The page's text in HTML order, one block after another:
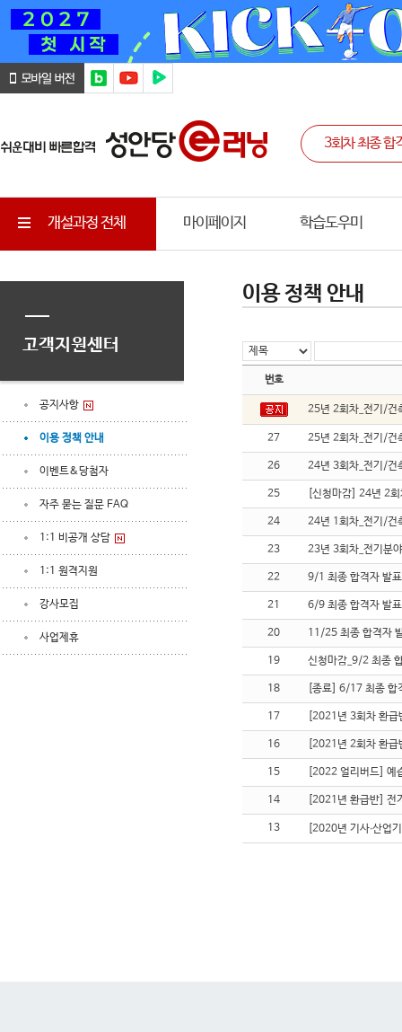
개설과정 전체 마이페이지 학습도우미
고객지원센터
공지사항
이용 정책 안내
이벤트&당첨자
자주 묻는 질문 FAQ
1:1 비공개 상담
1:1 원격지원
강사모집
사업제휴
이용 정책 안내
번호
25년 2회차_전기/건
27 25년 2회차_전기/건
26 24년 3회차_전기/건
25 [신청마감] 24년 2
24 24년 1회차_전기/건
23 23년 3회차_전기분
22 9/1 최종 합격자 발
21 6/9 최종 합격자 발
20 11/25 최종 합격자
19 신청마감_9/2 최종
18 [종료] 6/17 최종 합
17 [2021년 3회차 환
16 [2021년 2회차 환
15 [2022 얼리버드] 예
14 [2021년 환급반] 전
13 [2020년 기사∙산업